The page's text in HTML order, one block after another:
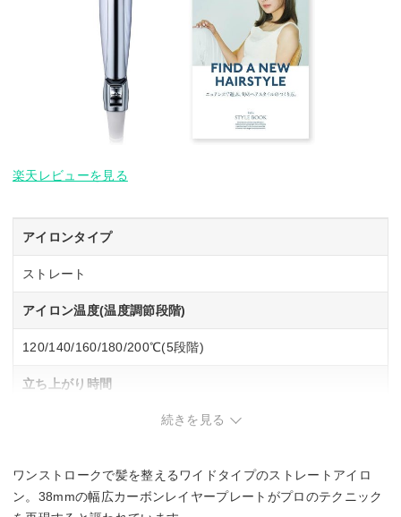
楽天レビューを見る
アイロンタイプ
ストレート
アイロン温度(温度調節段階)
120/140/160/180/200℃(5段階)
立ち上がり時間
◯
続きを見る
ワンストロークで髪を整えるワイドタイプのストレートアイロ
ン。38mmの幅広カーボンレイヤープレートがプロのテクニック